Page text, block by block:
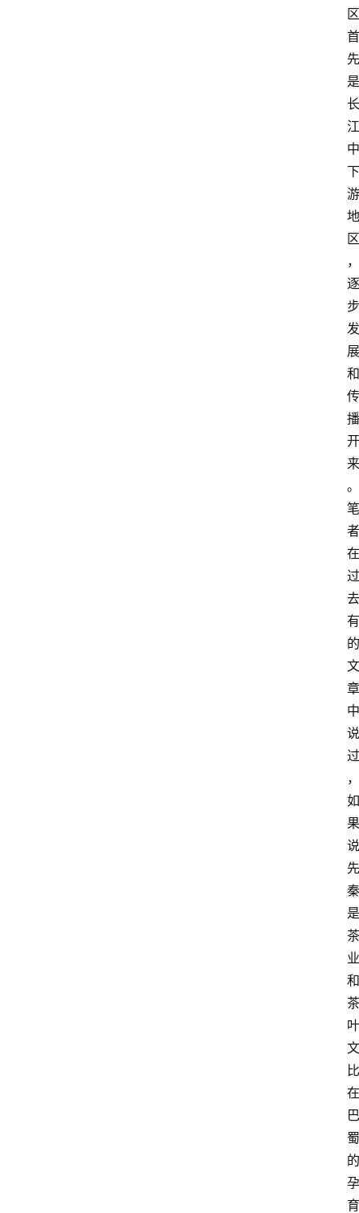
区
首
先
是
长
江
中
下
游
地
区
，
逐
步
发
展
和
传
播
开
来
。
笔
者
在
过
去
有
的
文
章
中
说
过
，
如
果
说
先
秦
是
茶
业
和
茶
叶
文
比
在
巴
蜀
的
孕
育